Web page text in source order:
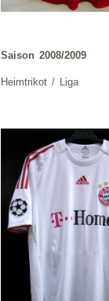
Saison 2008/2009
Heimtrikot / Liga